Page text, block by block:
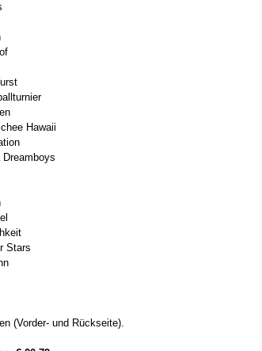
Hawaii
Stars
(Vorder- und Rückseite).